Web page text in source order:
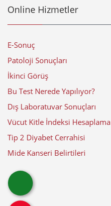
Online Hizmetler
E-Sonuç
Patoloji Sonuçları
İkinci Görüş
Bu Test Nerede Yapılıyor?
Dış Laboratuvar Sonuçları
Vücut Kitle İndeksi Hesaplama
Tip 2 Diyabet Cerrahisi
Mide Kanseri Belirtileri